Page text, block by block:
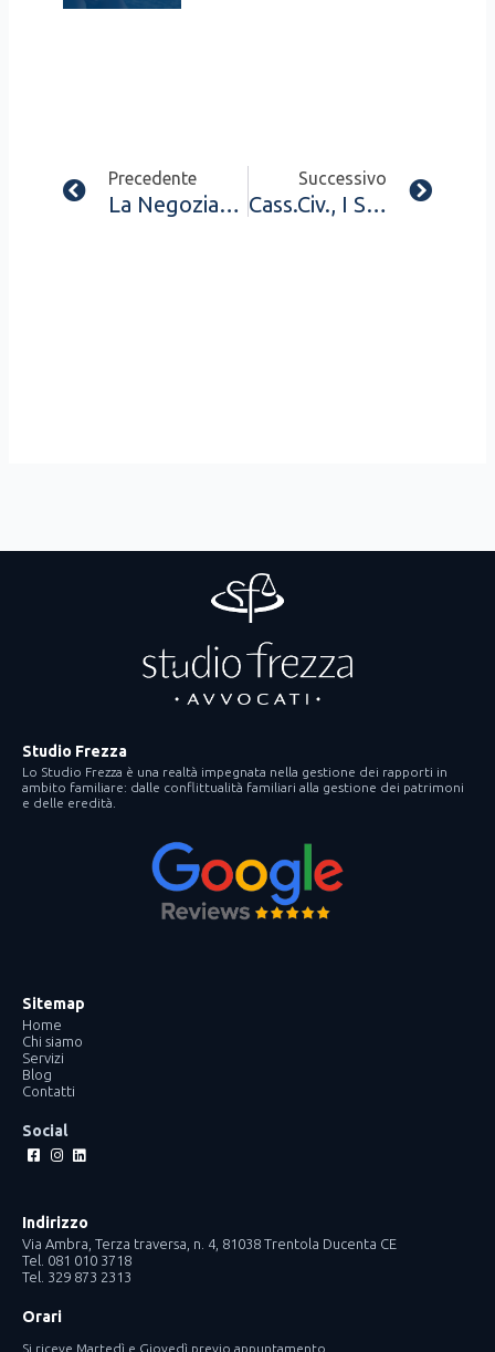
Precedente
La Negoziazione Assistita
Successivo
Cass.Civ., I Sez., 24 Marzo 2022, N. 10416
Studio Frezza
Lo Studio Frezza è una realtà impegnata nella gestione dei rapporti in
ambito familiare: dalle conflittualità familiari alla gestione dei patrimoni
e delle eredità.
Sitemap
Home
Chi siamo
Servizi
Blog
Contatti
Social
Facebook-
square
Instagram
Linkedin
Indirizzo
Via Ambra, Terza traversa, n. 4, 81038 Trentola Ducenta CE
Tel. 081 010 3718
Tel. 329 873 2313
Orari
Si riceve Martedì e Giovedì previo appuntamento.